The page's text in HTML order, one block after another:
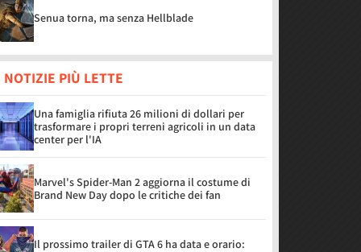
Senua torna, ma senza Hellblade
NOTIZIE PIÙ LETTE
Una famiglia rifiuta 26 milioni di dollari per
trasformare i propri terreni agricoli in un data
center per l'IA
Marvel's Spider-Man 2 aggiorna il costume di
Brand New Day dopo le critiche dei fan
Il prossimo trailer di GTA 6 ha data e orario: